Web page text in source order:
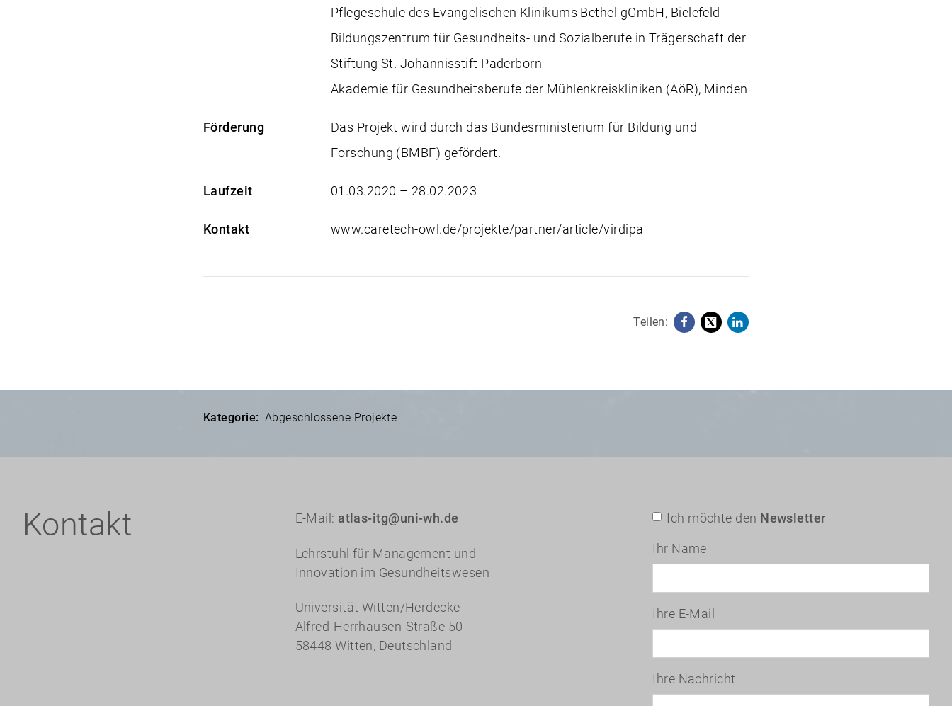
Pflegeschule des Evangelischen Klinikums Bethel gGmbH, Bielefeld
Bildungszentrum für Gesundheits- und Sozialberufe in Trägerschaft der
Stiftung St. Johannisstift Paderborn
Akademie für Gesundheitsberufe der Mühlenkreiskliniken (AöR), Minden
Förderung
Das Projekt wird durch das Bundesministerium für Bildung und
Forschung (BMBF) gefördert.
Laufzeit 01.03.2020 – 28.02.2023
Kontakt www.caretech-owl.de/projekte/partner/article/virdipa
Teilen: Facebook
X LinkedIn
Kategorie: Abgeschlossene Projekte
Kontakt E-Mail: atlas-itg@uni-wh.de
Lehrstuhl für Management und
Innovation im Gesundheitswesen
Universität Witten/Herdecke
Alfred-Herrhausen-Straße 50
58448 Witten, Deutschland
Ich möchte den Newsletter
Ihr Name
Ihre E-Mail
Ihre Nachricht